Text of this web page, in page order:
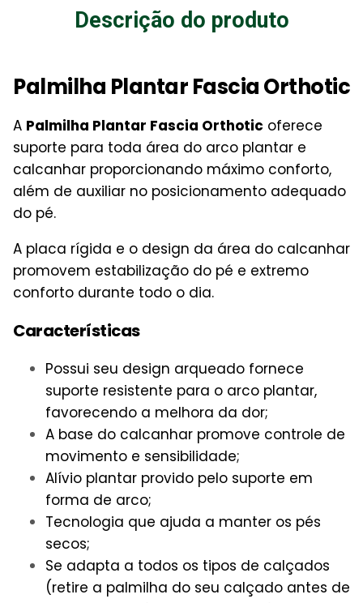
Descrição do produto
Palmilha Plantar Fascia Orthotic
A Palmilha Plantar Fascia Orthotic oferece
suporte para toda área do arco plantar e
calcanhar proporcionando máximo conforto,
além de auxiliar no posicionamento adequado
do pé.
A placa rígida e o design da área do calcanhar
promovem estabilização do pé e extremo
conforto durante todo o dia.
Características
Possui seu design arqueado fornece
suporte resistente para o arco plantar,
favorecendo a melhora da dor;
A base do calcanhar promove controle de
movimento e sensibilidade;
Alívio plantar provido pelo suporte em
forma de arco;
Tecnologia que ajuda a manter os pés
secos;
Se adapta a todos os tipos de calçados
(retire a palmilha do seu calçado antes de